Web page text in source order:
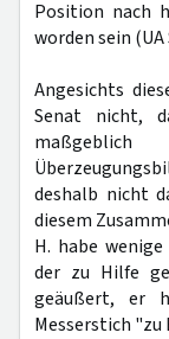
Position nach
worden sein (UA
Angesichts
Senat nicht,
deshalb nicht
diesem
H. habe
der zu Hilfe
geäußert, er
Messerstich "zu